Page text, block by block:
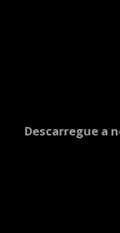
Descarregue a